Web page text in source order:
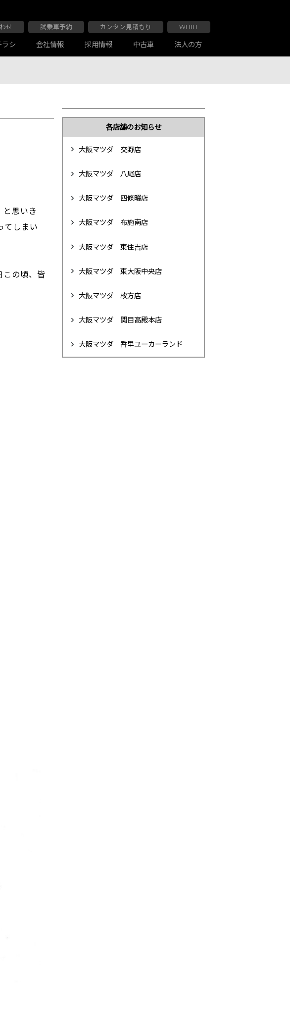
せ 試乗車予約 カンタン見積もり WHILL
車検・点検
JAF
大阪マツダ 布施南店
マツダ 枚方店
ラシ 会社情報
お客様の声
採用情報 中古車 法人の方
思いき
てしまい
この頃、皆
各店舗のお知らせ
大阪マツダ 交野店
大阪マツダ 八尾店
大阪マツダ 四條畷店
大阪マツダ 布施南店
大阪マツダ 東住吉店
大阪マツダ 東大阪中央店
大阪マツダ 枚方店
大阪マツダ 関目高殿本店
大阪マツダ 香里ユーカーランド